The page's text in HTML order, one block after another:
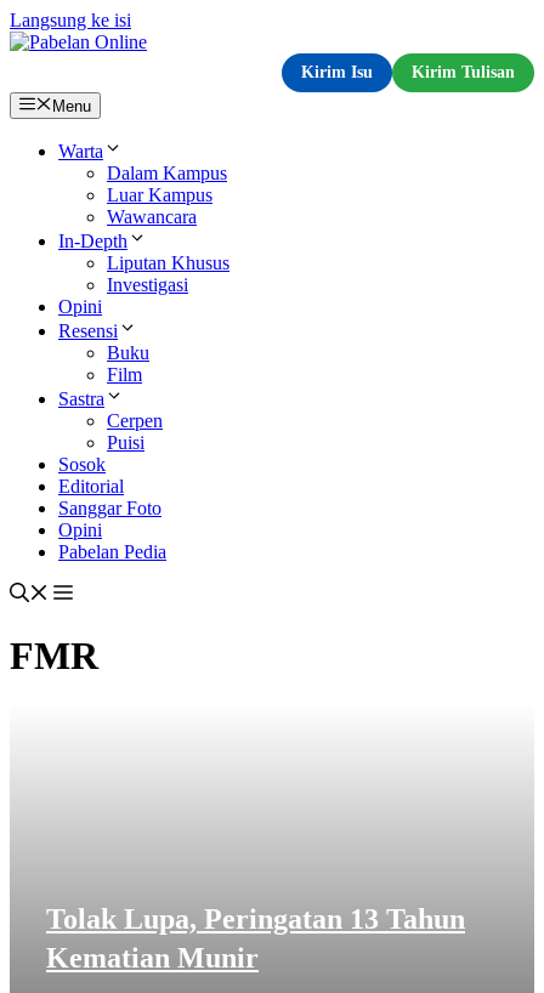
Langsung ke isi
Kirim Isu
Kirim Tulisan
Menu
Warta
Dalam Kampus
Luar Kampus
Wawancara
In-Depth
Liputan Khusus
Investigasi
Opini
Resensi
Buku
Film
Sastra
Cerpen
Puisi
Sosok
Editorial
Sanggar Foto
Opini
Pabelan Pedia
FMR
Tolak Lupa, Peringatan 13 Tahun
Kematian Munir